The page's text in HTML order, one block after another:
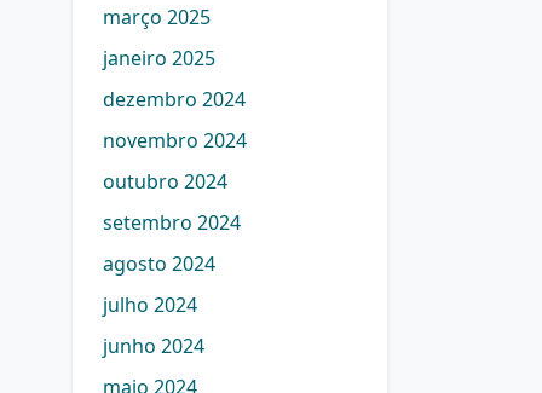
março 2025
janeiro 2025
dezembro 2024
novembro 2024
outubro 2024
setembro 2024
agosto 2024
julho 2024
junho 2024
maio 2024